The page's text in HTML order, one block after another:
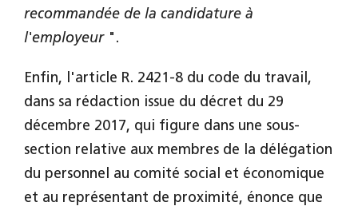
recommandée de la candidature à
l'employeur".
Enfin, l'article R. 2421-8 du code du travail,
dans sa rédaction issue du décret du 29
décembre 2017, qui figure dans une sous-
section relative aux membres de la délégation
du personnel au comité social et économique
et au représentant de proximité, énonce que